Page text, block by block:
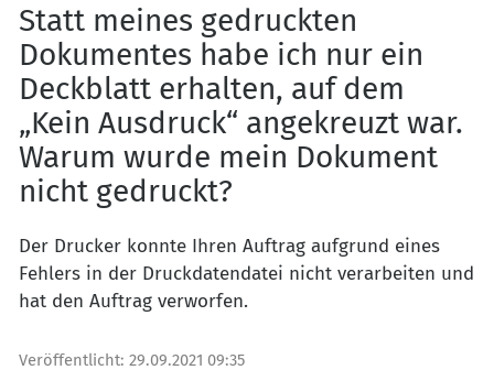
Statt meines gedruckten
Dokumentes habe ich nur ein
Deckblatt erhalten, auf dem
„Kein Ausdruck“ angekreuzt war.
Warum wurde mein Dokument
nicht gedruckt?
Der Drucker konnte Ihren Auftrag aufgrund eines
Fehlers in der Druckdatendatei nicht verarbeiten und
hat den Auftrag verworfen.
Veröffentlicht: 29.09.2021 09:35